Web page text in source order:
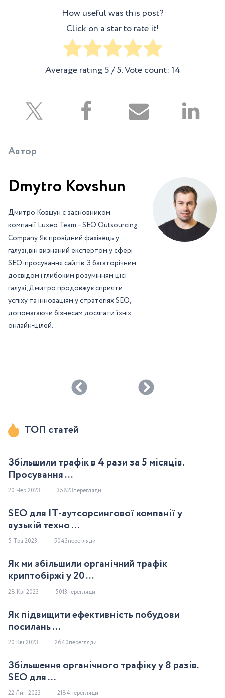
How useful was this post?
Click on a star to rate it!
Average rating5/ 5. Vote count:14
Автор
Dmytro Kovshun
Дмитро Ковшун є засновником
компанії Luxeo Team – SEO Outsourcing
Company. Як провідний фахівець у
галузі, він визнаний експертом у сфері
SEO-просування сайтів. З багаторічним
досвідом і глибоким розумінням цієї
галузі, Дмитро продовжує сприяти
успіху та інноваціям у стратегіях SEO,
допомагаючи бізнесам досягати їхніх
онлайн-цілей.
ТОП статей
Збільшили трафік в 4 рази за 5 місяців.
Просування ...
20 Чер 2023 35823перегляди
SEO для IT-аутсорсингової компанії у
вузькій техно ...
5 Тра 2023 5043перегляди
Як ми збільшили органічний трафік
криптобіржі у 20 ...
28 Кві 2023 5013перегляди
Як підвищити ефективність побудови
посилань ...
20 Кві 2023 2640перегляди
Збільшення органічного трафіку у 8 разів.
SEO для ...
22 Лип 2023 2184перегляди